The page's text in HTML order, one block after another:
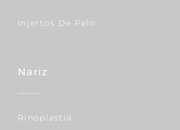
Injertos De Pelo
Nariz
Rinoplastia